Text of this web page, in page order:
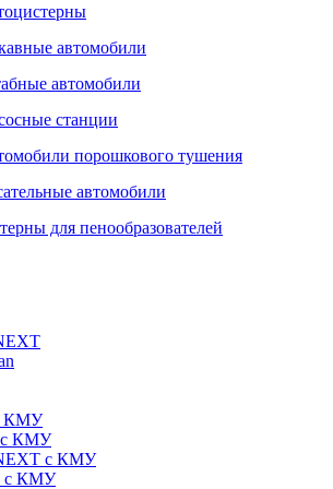
автомобили
автомобили
станции
порошкового тушения
автомобили
для пенообразователей
КМУ
с КМУ
с КМУ
с КМУ